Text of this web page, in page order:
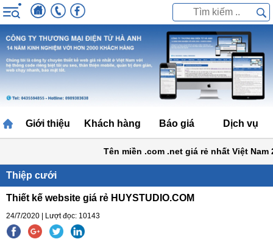
Giới thiệu Khách hàng Báo giá Dịch vụ
Tên miền .com .net giá rẻ nhất Việt Nam
Thiệp cưới
Thiết kế website giá rẻ HUYSTUDIO.COM
24/7/2020 | Lượt đọc: 10143